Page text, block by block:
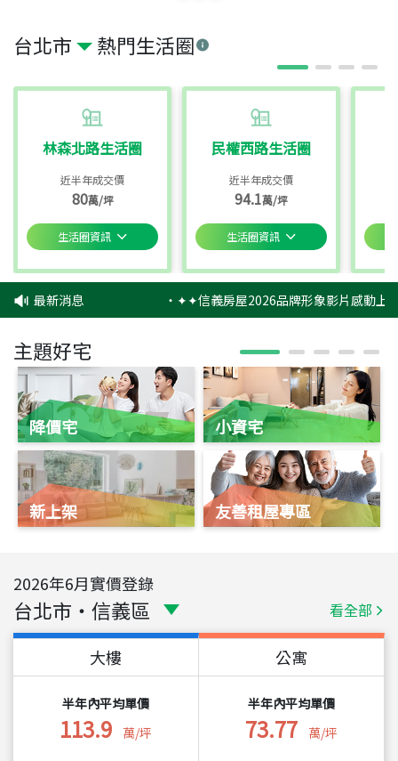
台北市 熱門生活圈
林森北路生活圈
近半年成交價
80萬/坪
生活圈資訊
民權西路生活圈
近半年成交價
94.1萬/坪
生活圈資訊
最新消息 ‧✦✦信義房屋2026品牌形象影片感動上
主題好宅
降價宅
新上架
小資宅
友善租屋專區
2026年6月實價登錄
台北市 ・ 信義區 看全部
大樓
半年內平均單價
113.9 萬/坪
公寓
半年內平均單價
73.77 萬/坪